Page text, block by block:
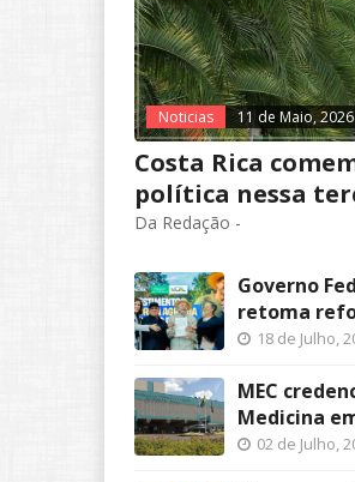
Noticias 11 de Maio, 2026
Costa Rica
política nessa
Da Redação -
Governo
retoma
18 de Julho,
MEC
Medicina
02 de Julho,